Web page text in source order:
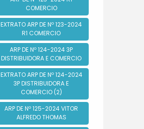
COMERCIO
EXTRATO ARP DE Nº 123-2024
R1 COMERCIO
ARP DE Nº 124-2024 3P
DISTRIBUIDORA E COMERCIO
EXTRATO ARP DE Nº 124-2024
3P DISTRIBUIDORA E
COMERCIO (2)
ARP DE Nº 125-2024 VITOR
ALFREDO THOMAS